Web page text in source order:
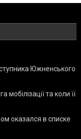
Южненського
та коли її
оказался в списке